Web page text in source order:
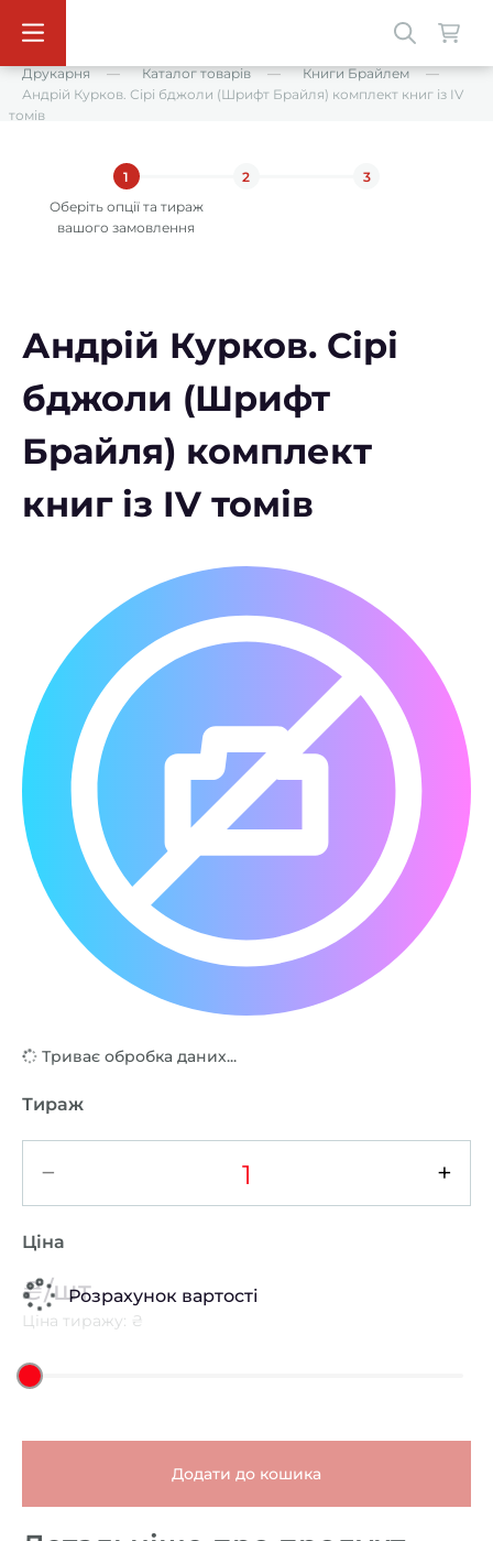
Друкарня Каталог товарів
Книги Брайлем
Андрій Курков. Сірі бджоли (Шрифт Брайля) комплект книг із IV
томів
1
Оберіть опції та тираж
вашого замовлення
2 3
Андрій Курков. Сірі
бджоли (Шрифт
Брайля) комплект
книг із IV томів
Триває обробка даних...
Тираж
− +
Ціна
Розрахунок вартості
₴/шт
Ціна тиражу: ₴
Додати до кошика